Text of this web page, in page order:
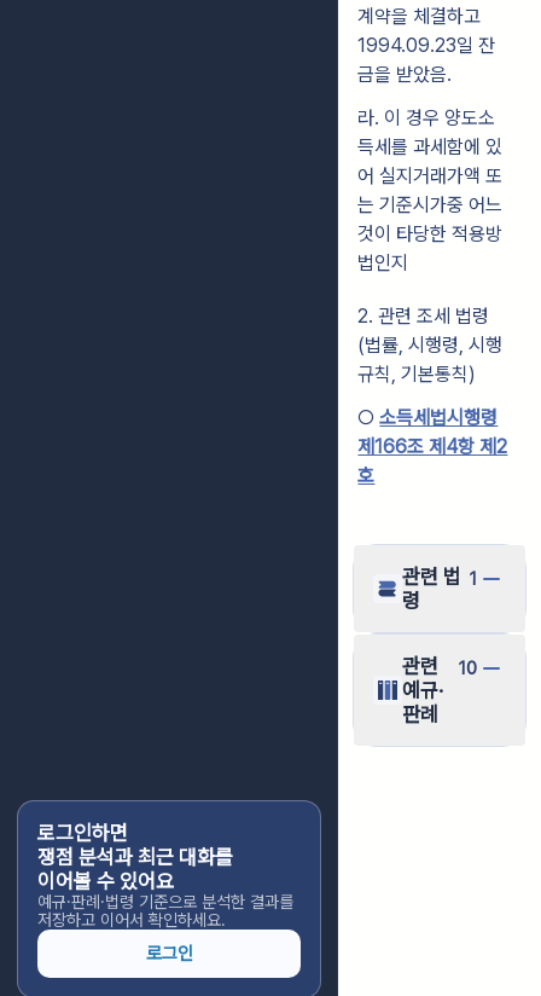
로그인하면
쟁점 분석과 최근 대화를
이어볼 수 있어요
예규·판례·법령 기준으로 분석한 결과를
저장하고 이어서 확인하세요.
로그인
계약을 체결하고
1994.09.23일 잔
금을 받았음.
라. 이 경우 양도소
득세를 과세함에 있
어 실지거래가액 또
는 기준시가중 어느
것이 타당한 적용방
법인지
2. 관련 조세 법령
(법률, 시행령, 시행
규칙, 기본통칙)
○소득세법시행령
제166조 제4항 제2
호
관련 법
령
1
관련
예규·
판례
10